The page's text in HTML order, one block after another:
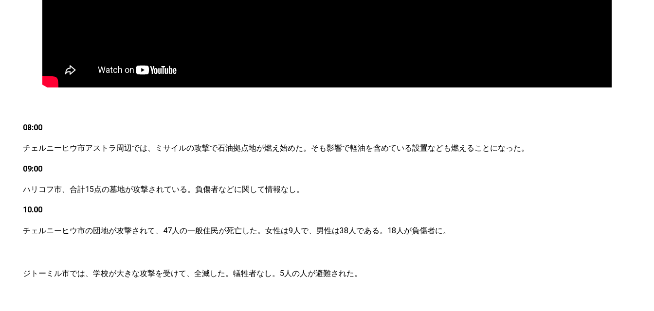
08:00
チェルニーヒウ市アストラ周辺では、ミサイルの攻撃で石油拠点地が燃え始めた。そも影響で軽油を含めている設置なども燃えることになった。
09:00
ハリコフ市、合計15点の墓地が攻撃されている。負傷者などに関して情報なし。
10.00
チェルニーヒウ市の団地が攻撃されて、47人の一般住民が死亡した。女性は9人で、男性は38人である。18人が負傷者に。
ジトーミル市では、学校が大きな攻撃を受けて、全滅した。犠牲者なし。5人の人が避難された。